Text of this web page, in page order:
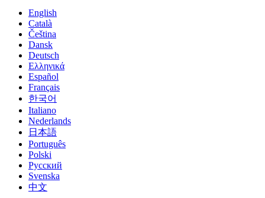
English
Català
Čeština
Dansk
Deutsch
Ελληνικά
Español
Français
한국어
Italiano
Nederlands
日本語
Português
Polski
Русский
Svenska
中文